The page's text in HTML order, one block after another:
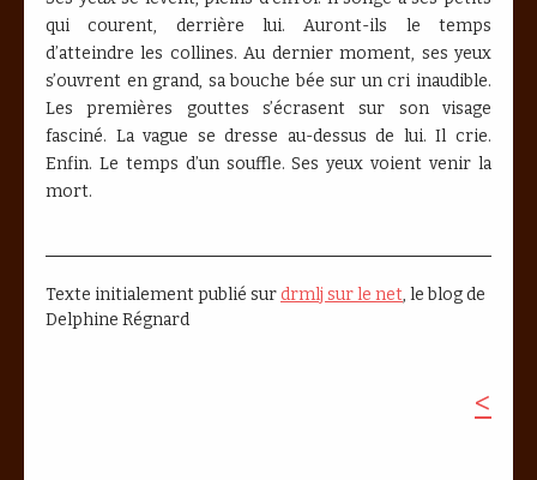
qui courent, derrière lui. Auront-ils le temps
d’atteindre les collines. Au dernier moment, ses yeux
s’ouvrent en grand, sa bouche bée sur un cri inaudible.
Les premières gouttes s’écrasent sur son visage
fasciné. La vague se dresse au-dessus de lui. Il crie.
Enfin. Le temps d’un souffle. Ses yeux voient venir la
mort.
Texte initialement publié surdrmlj sur le net, le blog de
Delphine Régnard
<